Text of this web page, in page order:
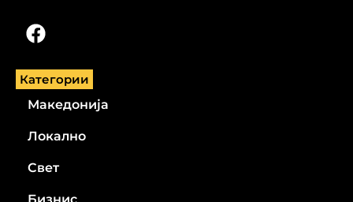
Категории
Македонија
Локално
Свет
Бизнис